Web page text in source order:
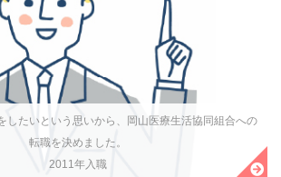
したいという思いから、岡山医療生活協同組合への
転職を決めました。
2011年入職